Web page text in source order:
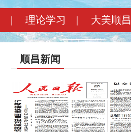
| 理论学习 | 大美顺昌
顺昌新闻